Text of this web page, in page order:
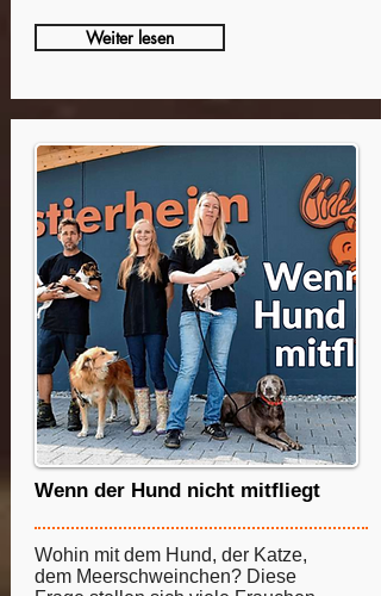
Weiter lesen
Wenn der Hund nicht mitfliegt
Wohin mit dem Hund, der Katze,
dem Meerschweinchen? Diese